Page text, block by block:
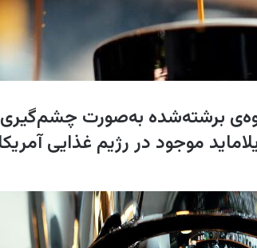
برشته‌شده به‌صورت چشم‌گیری
تنها ۶ درصد آکریلاماید موجود در رژیم غذایی